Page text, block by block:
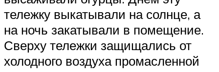
тележку выкатывали на солнце, а
на ночь закатывали в помещение.
Сверху тележки защищались от
холодного воздуха промасленной